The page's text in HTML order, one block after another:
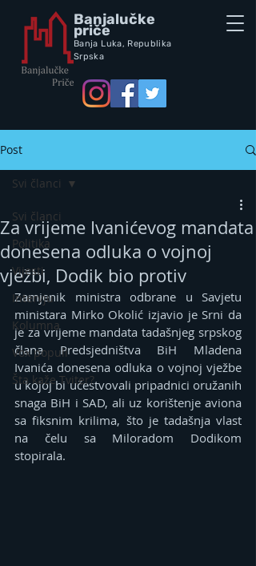
Banjalučke
priče
Banja Luka, Republika
Srpska
Post
Svi članci
Politika
Vijesti
Intervju
Kolumna
Vox populi
Šta kaže Tviter?
Svi članci
Za vrijeme Ivanićevog mandata
donesena odluka o vojnoj
vježbi, Dodik bio protiv
Zamjenik ministra odbrane u Savjetu
ministara Mirko Okolić izjavio je Srni da
je za vrijeme mandata tadašnjeg srpskog
člana Predsjedništva BiH Mladena
Ivanića donesena odluka o vojnoj vježbe
u kojoj bi učestvovali pripadnici oružanih
snaga BiH i SAD, ali uz korištenje aviona
sa fiksnim krilima, što je tadašnja vlast
na čelu sa Miloradom Dodikom
stopirala.